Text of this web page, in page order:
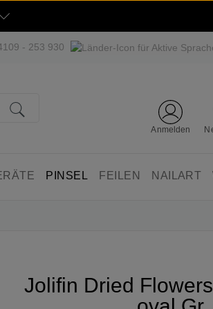
- 253 930
Anmelden
PINSEL FEILEN NAILART
Jolifin Dried